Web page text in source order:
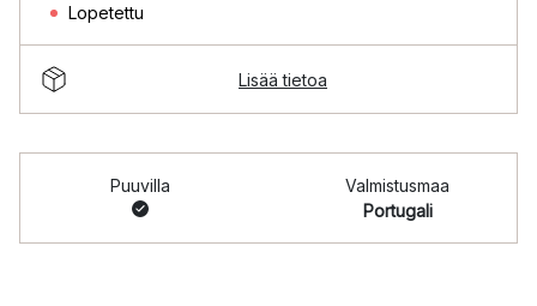
Lopetettu
Lisää tietoa
Puuvilla
Valmistusmaa
Portugali